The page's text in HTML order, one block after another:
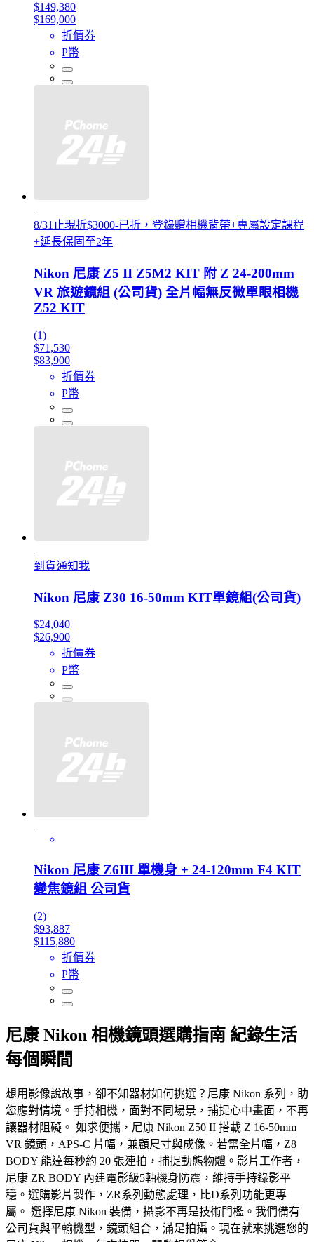
$149,380
$169,000
折價券
P幣
8/31止現折$3000-已折，登錄贈相機背帶+專屬設定課程
+延長保固至2年
Nikon 尼康 Z5 II Z5M2 KIT 附 Z 24-200mm
VR 旅遊鏡組 (公司貨) 全片幅無反微單眼相機
Z52 KIT
(1)
$71,530
$83,900
折價券
P幣
到貨通知我
Nikon 尼康 Z30 16-50mm KIT單鏡組(公司貨)
$24,040
$26,900
折價券
P幣
Nikon 尼康 Z6III 單機身 + 24-120mm F4 KIT
變焦鏡組 公司貨
(2)
$93,887
$115,880
折價券
P幣
尼康 Nikon 相機鏡頭選購指南 紀錄生活
每個瞬間
想用影像說故事，卻不知器材如何挑選？尼康 Nikon 系列，助
您應對情境。手持相機，面對不同場景，捕捉心中畫面，不再
讓器材阻礙。 如求便攜，尼康 Nikon Z50 II 搭載 Z 16-50mm
VR 鏡頭，APS-C 片幅，兼顧尺寸與成像。若需全片幅，Z8
BODY 能達每秒約 20 張連拍，捕捉動態物體。影片工作者，
尼康 ZR BODY 內建電影級5軸機身防震，維持手持錄影平
穩。選購影片製作，ZR系列動態處理，比D系列功能更專
屬。 選擇尼康 Nikon 裝備，攝影不再是技術門檻。我們備有
公司貨與平輸機型，鏡頭組合，滿足拍攝。現在就來挑選您的